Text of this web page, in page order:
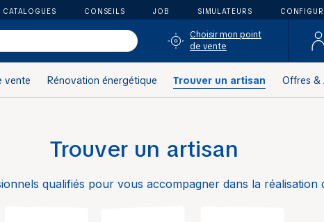
CATALOGUES CONSEILS JOB SIMULATEURS
Choisir mon point
de vente
vente Rénovation énergétique Trouver un artisan Offres &
Trouver un artisan
qualifiés pour vous accompagner dans la réalisation